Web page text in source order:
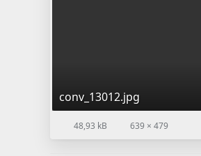
conv_13012.jpg
48,93 kB 639 × 479